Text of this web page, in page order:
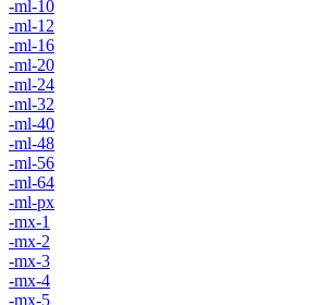
-ml-10
-ml-12
-ml-16
-ml-20
-ml-24
-ml-32
-ml-40
-ml-48
-ml-56
-ml-64
-ml-px
-mx-1
-mx-2
-mx-3
-mx-4
-mx-5